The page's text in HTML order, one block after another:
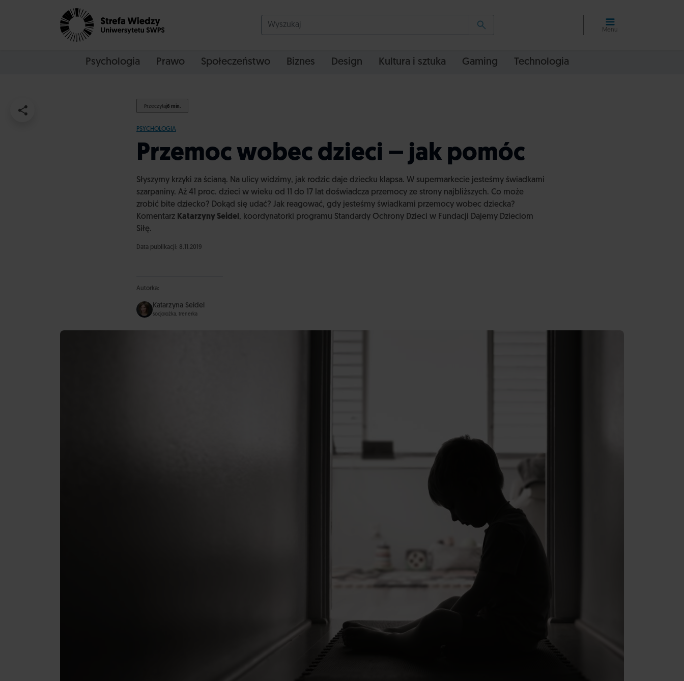
Menu
Psychologia Prawo Społeczeństwo Biznes Design Kultura i sztuka Gaming Technologia
Przeczytaj6 min.
PSYCHOLOGIA
Przemoc wobec dzieci – jak pomóc
Słyszymy krzyki za ścianą. Na ulicy widzimy, jak rodzic daje dziecku klapsa. W supermarkecie jesteśmy świadkami
szarpaniny. Aż 41 proc. dzieci w wieku od 11 do 17 lat doświadcza przemocy ze strony najbliższych. Co może
zrobić bite dziecko? Dokąd się udać? Jak reagować, gdy jesteśmy świadkami przemocy wobec dziecka?
Komentarz Katarzyny Seidel , koordynatorki programu Standardy Ochrony Dzieci w Fundacji Dajemy Dzieciom
Siłę.
Data publikacji: 8.11.2019
Autorka:
Katarzyna Seidel
socjolożka, trenerka